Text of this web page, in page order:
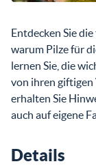
Entdecken Sie
warum Pilze für
lernen Sie, die
von ihren giftigen
erhalten Sie
auch auf eigene
Details